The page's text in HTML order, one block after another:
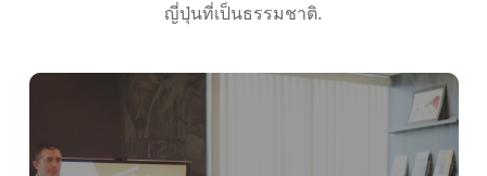
ญี่ปุ่นที่เป็นธรรมชาติ.